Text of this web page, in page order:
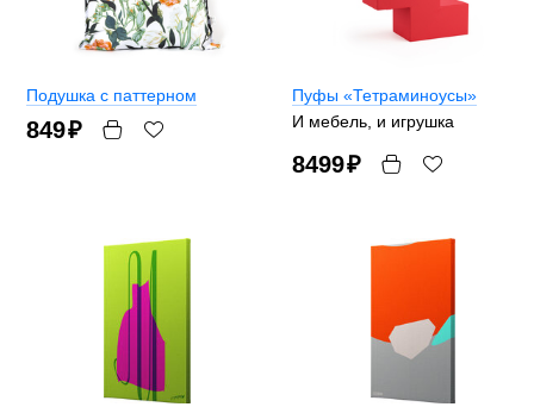
Подушка с паттерном
849₽
Пуфы «Тетраминоусы»
И мебель, и игрушка
8499₽